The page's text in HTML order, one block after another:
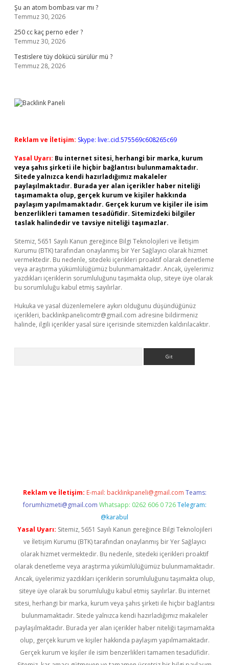
Şu an atom bombası var mı ?
Temmuz 30, 2026
250 cc kaç perno eder ?
Temmuz 30, 2026
Testislere tüy dökücü sürülür mü ?
Temmuz 28, 2026
Reklam ve İletişim: Skype: live:.cid.575569c608265c69
Yasal Uyarı: Bu internet sitesi, herhangi bir marka, kurum
veya şahıs şirketi ile hiçbir bağlantısı bulunmamaktadır.
Sitede yalnızca kendi hazırladığımız makaleler
paylaşılmaktadır. Burada yer alan içerikler haber niteliği
taşımamakta olup, gerçek kurum ve kişiler hakkında
paylaşım yapılmamaktadır. Gerçek kurum ve kişiler ile isim
benzerlikleri tamamen tesadüfidir. Sitemizdeki bilgiler
taslak halindedir ve tavsiye niteliği taşımazlar.
Sitemiz, 5651 Sayılı Kanun gereğince Bilgi Teknolojileri ve İletişim
Kurumu (BTK) tarafından onaylanmış bir Yer Sağlayıcı olarak hizmet
vermektedir. Bu nedenle, sitedeki içerikleri proaktif olarak denetleme
veya araştırma yükümlülüğümüz bulunmamaktadır. Ancak, üyelerimiz
yazdıkları içeriklerin sorumluluğunu taşımakta olup, siteye üye olarak
bu sorumluluğu kabul etmiş sayılırlar.
Hukuka ve yasal düzenlemelere aykırı olduğunu düşündüğünüz
içerikleri, backlinkpanelicomtr@gmail.com adresine bildirmeniz
halinde, ilgili içerikler yasal süre içerisinde sitemizden kaldırılacaktır.
Reklam ve İletişim: E-mail: backlinkpaneli@gmail.com Teams:
forumhizmeti@gmail.com Whatsapp: 0262 606 0 726 Telegram:
@karabul
Yasal Uyarı: Sitemiz, 5651 Sayılı Kanun gereğince Bilgi Teknolojileri
ve İletişim Kurumu (BTK) tarafından onaylanmış bir Yer Sağlayıcı
olarak hizmet vermektedir. Bu nedenle, sitedeki içerikleri proaktif
olarak denetleme veya araştırma yükümlülüğümüz bulunmamaktadır.
Ancak, üyelerimiz yazdıkları içeriklerin sorumluluğunu taşımakta olup,
siteye üye olarak bu sorumluluğu kabul etmiş sayılırlar. Bu internet
sitesi, herhangi bir marka, kurum veya şahıs şirketi ile hiçbir bağlantısı
bulunmamaktadır. Sitede yalnızca kendi hazırladığımız makaleler
paylaşılmaktadır. Burada yer alan içerikler haber niteliği taşımamakta
olup, gerçek kurum ve kişiler hakkında paylaşım yapılmamaktadır.
Gerçek kurum ve kişiler ile isim benzerlikleri tamamen tesadüfidir.